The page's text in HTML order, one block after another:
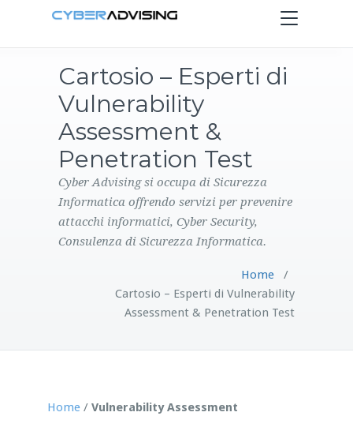
Toggle
navigation
PRODOTTI
CONTATTI
Cartosio – Esperti di
Vulnerability
Assessment &
Penetration Test
Cyber Advising si occupa di Sicurezza
Informatica offrendo servizi per prevenire
attacchi informatici, Cyber Security,
Consulenza di Sicurezza Informatica.
Home/
Cartosio – Esperti di Vulnerability
Assessment & Penetration Test
Home/ Vulnerability Assessment